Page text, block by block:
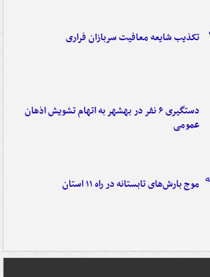
تکذیب شایعه معافیت سربازان فراری
دستگیری ۶ نفر در بهشهر به اتهام تشویش اذهان
عمومی
موج بارش‌های تابستانه در راه ۱۱ استان